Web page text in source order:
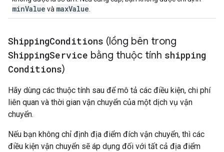
minValue và maxValue
ShippingConditions (lồng bên trong
ShippingService bằng thuộc tính shipping
Conditions)
Hãy dùng các thuộc tính sau để mô tả các điều kiện, chi phí
liên quan và thời gian vận chuyển của một dịch vụ vận
chuyển.
Nếu bạn không chỉ định địa điểm đích vận chuyển, thì các
điều kiện vận chuyển sẽ áp dụng đối với tất cả địa điểm